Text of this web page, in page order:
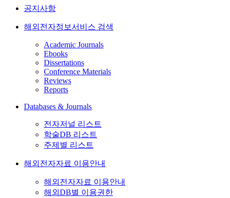
공지사항
해외전자정보서비스 검색
Academic Journals
Ebooks
Dissertations
Conference Materials
Reviews
Reports
Databases & Journals
전자저널 리스트
학술DB 리스트
주제별 리스트
해외전자자료 이용안내
해외전자자료 이용안내
해외DB별 이용권한